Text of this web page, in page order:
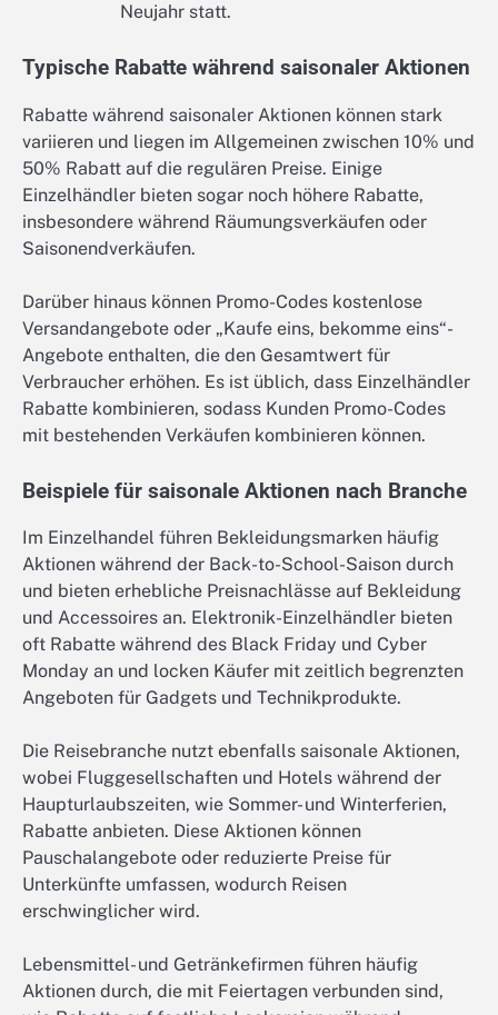
Neujahr statt.
Typische Rabatte während saisonaler Aktionen
Rabatte während saisonaler Aktionen können stark
variieren und liegen im Allgemeinen zwischen 10% und
50% Rabatt auf die regulären Preise. Einige
Einzelhändler bieten sogar noch höhere Rabatte,
insbesondere während Räumungsverkäufen oder
Saisonendverkäufen.
Darüber hinaus können Promo-Codes kostenlose
Versandangebote oder „Kaufe eins, bekomme eins“-
Angebote enthalten, die den Gesamtwert für
Verbraucher erhöhen. Es ist üblich, dass Einzelhändler
Rabatte kombinieren, sodass Kunden Promo-Codes
mit bestehenden Verkäufen kombinieren können.
Beispiele für saisonale Aktionen nach Branche
Im Einzelhandel führen Bekleidungsmarken häufig
Aktionen während der Back-to-School-Saison durch
und bieten erhebliche Preisnachlässe auf Bekleidung
und Accessoires an. Elektronik-Einzelhändler bieten
oft Rabatte während des Black Friday und Cyber
Monday an und locken Käufer mit zeitlich begrenzten
Angeboten für Gadgets und Technikprodukte.
Die Reisebranche nutzt ebenfalls saisonale Aktionen,
wobei Fluggesellschaften und Hotels während der
Haupturlaubszeiten, wie Sommer- und Winterferien,
Rabatte anbieten. Diese Aktionen können
Pauschalangebote oder reduzierte Preise für
Unterkünfte umfassen, wodurch Reisen
erschwinglicher wird.
Lebensmittel- und Getränkefirmen führen häufig
Aktionen durch, die mit Feiertagen verbunden sind,